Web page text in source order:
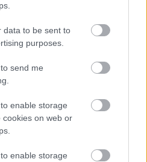
data to be sent to
purposes.
send me
enable storage
cookies on web or
enable storage